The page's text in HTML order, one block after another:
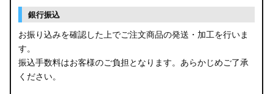
銀行振込
お振り込みを確認した上でご注文商品の発送・加工を行いま
す。
振込手数料はお客様のご負担となります。あらかじめご了承
ください。